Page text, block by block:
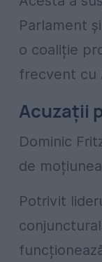
Parlament
o coaliție
frecvent cu
Acuzații
Dominic
de
Potrivit